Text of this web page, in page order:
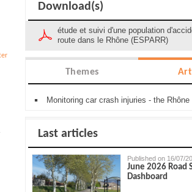
Download(s)
étude et suivi d'une population
route dans le Rhône (ESPARR)
Themes
Monitoring car crash injuries - the
Last articles
Published on 16/07/
June 2026 Road
Dashboard